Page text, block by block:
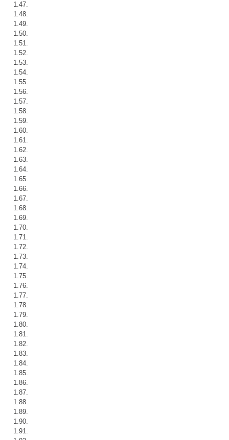
1.47.
1.48.
1.49.
1.50.
1.51.
1.52.
1.53.
1.54.
1.55.
1.56.
1.57.
1.58.
1.59.
1.60.
1.61.
1.62.
1.63.
1.64.
1.65.
1.66.
1.67.
1.68.
1.69.
1.70.
1.71.
1.72.
1.73.
1.74.
1.75.
1.76.
1.77.
1.78.
1.79.
1.80.
1.81.
1.82.
1.83.
1.84.
1.85.
1.86.
1.87.
1.88.
1.89.
1.90.
1.91.